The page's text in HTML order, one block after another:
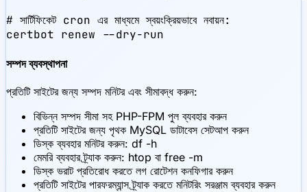
# সার্টিফিকেট cron এর মাধ্যমে স্বয়ংক্রিয়ভাবে নবায়ন:
certbot renew --dry-run
সম্পদ ব্যবস্থাপনা
প্রতিটি সাইটের জন্য সম্পদ মনিটর এবং সীমাবদ্ধ করুন:
বিভিন্ন সম্পদ সীমা সহ PHP-FPM পুল ব্যবহার করুন
প্রতিটি সাইটের জন্য পৃথক MySQL ডাটাবেস সেটআপ করুন
ডিস্ক ব্যবহার মনিটর করুন: df -h
মেমরি ব্যবহার ট্র্যাক করুন: htop বা free -m
ডিস্ক ভরাট প্রতিরোধ করতে লগ রোটেশন কনফিগার করুন
প্রতিটি সাইটের পারফরম্যান্স ট্র্যাক করতে মনিটরিং সরঞ্জাম ব্যবহার করুন